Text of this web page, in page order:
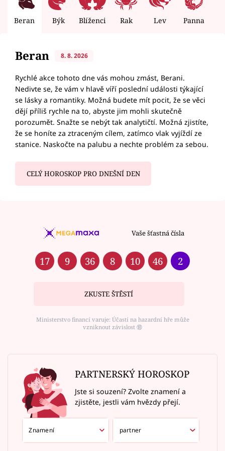
Beran Býk Blíženci Rak Lev Panna
Beran 8. 8. 2026
Rychlé akce tohoto dne vás mohou zmást, Berani.
Nedivte se, že vám v hlavě víří poslední události týkající
se lásky a romantiky. Možná budete mít pocit, že se věci
dějí příliš rychle na to, abyste jim mohli skutečně
porozumět. Snažte se nebýt tak analytičtí. Možná zjistíte,
že se honíte za ztraceným cílem, zatímco vlak vyjíždí ze
stanice. Naskočte na palubu a nechte problém za sebou.
CELÝ HOROSKOP PRO DNEŠNÍ DEN
Vaše šťastná čísla
17 9 36 8 10 46 2
ZKUSTE ŠTĚSTÍ
Ministerstvo financí varuje: Účastí na hazardní hře může
vzniknout závislost ⑱
PARTNERSKÝ HOROSKOP
Jste si souzení? Zvolte znamení a
zjistěte, jestli vám hvězdy přejí.